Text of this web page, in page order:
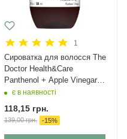
1
Сироватка для волосся The
Doctor Health&Care
Panthenol + Apple Vinegar
Реконструкція 89 мл
є в наявності
118,15грн.
139,00грн. -15%